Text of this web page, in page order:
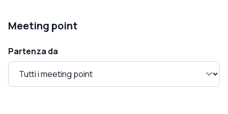
Meeting point
Partenza da